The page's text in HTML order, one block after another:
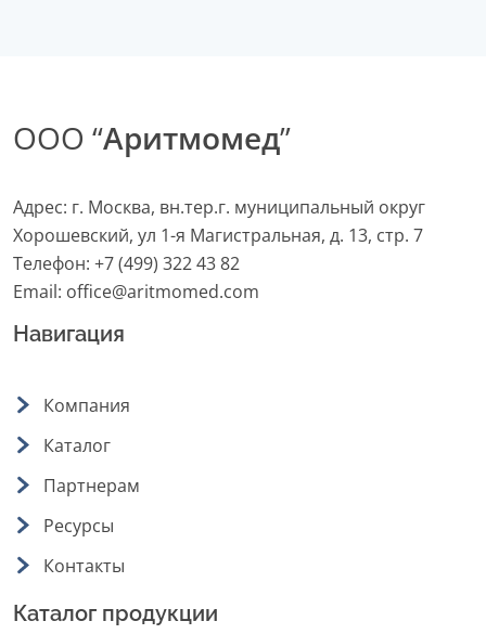
ООО “Аритмомед”
Адрес: г. Москва, вн.тер.г. муниципальный округ
Хорошевский, ул 1-я Магистральная, д. 13, стр. 7
Телефон: +7 (499) 322 43 82
Email: office@aritmomed.com
Навигация
Компания
Каталог
Партнерам
Ресурсы
Контакты
Каталог продукции